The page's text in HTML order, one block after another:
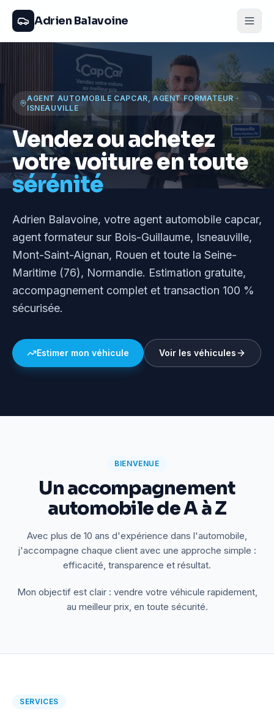
Adrien Balavoine
AGENT AUTOMOBILE CAPCAR, AGENT FORMATEUR ·
ISNEAUVILLE
Vendez ou achetez
votre voiture en toute
sérénité
Adrien Balavoine, votre agent automobile capcar,
agent formateur sur Bois-Guillaume, Isneauville,
Mont-Saint-Aignan, Rouen et toute la Seine-
Maritime (76), Normandie. Estimation gratuite,
accompagnement complet et transaction 100 %
sécurisée.
Estimer mon véhicule Voir les véhicules
BIENVENUE
Un accompagnement
automobile de A à Z
Avec plus de 10 ans d'expérience dans l'automobile,
j'accompagne chaque client avec une approche simple :
efficacité, transparence et résultat.
Mon objectif est clair : vendre votre véhicule rapidement,
au meilleur prix, en toute sécurité.
SERVICES